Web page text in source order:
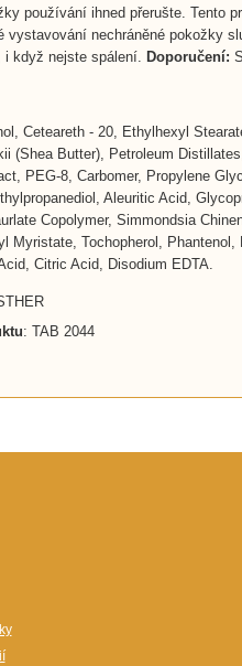
používání ihned přerušte. Tento
vystavování nechráněné pokožky
když nejste spálení.
Doporučení:
Ceteareth - 20, Ethylhexyl
(Shea Butter), Petroleum
PEG-8, Carbomer, Propylene
Aleuritic Acid,
Copolymer, Simmondsia
Myristate, Tochopherol,
Citric Acid, Disodium EDTA.
: TAB 2044